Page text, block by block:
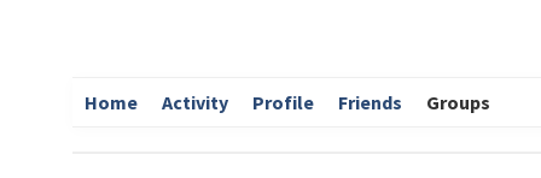
Home Activity Profile Friends Groups